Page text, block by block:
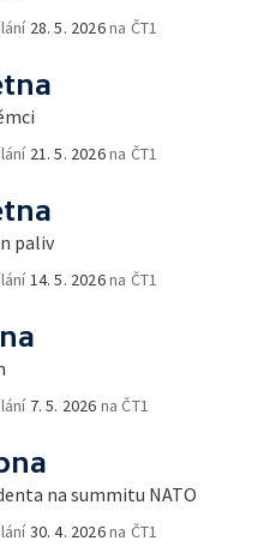
28. 5. 2026na ČT1
21. 5. 2026na ČT1
paliv
14. 5. 2026na ČT1
7. 5. 2026 na ČT1
na summitu NATO
30. 4. 2026na ČT1